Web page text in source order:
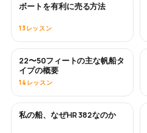
新着
ボートを有利に売る方法
13レッスン
近日公開
22〜50フィートの主な帆船タ
イプの概要
14レッスン
近日公開
私の船、なぜHR 382なのか